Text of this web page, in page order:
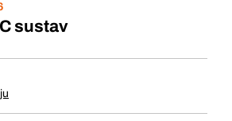
sustav